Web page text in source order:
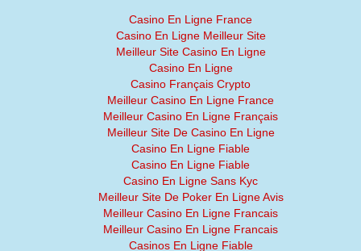
Casino En Ligne France
Casino En Ligne Meilleur Site
Meilleur Site Casino En Ligne
Casino En Ligne
Casino Français Crypto
Meilleur Casino En Ligne France
Meilleur Casino En Ligne Français
Meilleur Site De Casino En Ligne
Casino En Ligne Fiable
Casino En Ligne Fiable
Casino En Ligne Sans Kyc
Meilleur Site De Poker En Ligne Avis
Meilleur Casino En Ligne Francais
Meilleur Casino En Ligne Francais
Casinos En Ligne Fiable